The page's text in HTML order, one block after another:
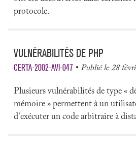
protocole.
VULNÉRABILITÉS DE PHP
CERTA-2002-AVI-047 Publié le 28
Plusieurs vulnérabilités de type «
mémoire » permettent à un
d'exécuter un code arbitraire à